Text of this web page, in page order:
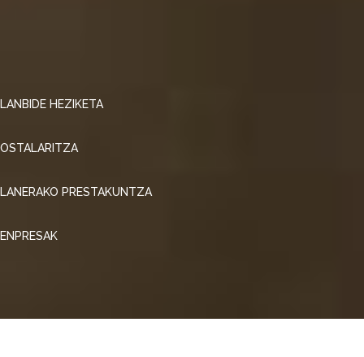
LANBIDE HEZIKETA
OSTALARITZA
LANERAKO PRESTAKUNTZA
ENPRESAK